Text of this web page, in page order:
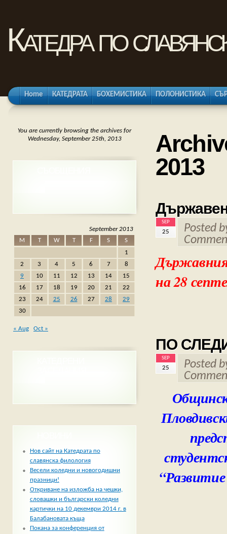
Катедра по
Home КАТЕДРАТА БОХЕМИСТИКА ПОЛОНИСТИКА
2013
SEP
25
Posted
на 28
ПО
SEP
25
Posted
You are currently browsing the archives for
Wednesday, September 25th, 2013
September 2013
M
T W T F S
S
1
2
3 4 5 6 7
8
9
10 11 12 13 14
15
16
17 18 19 20 21
22
23
24 25 26 27 28
29
30
« Aug Oct »
Нов сайт на Катедрата по
славянска филология
Весели коледни и новогодишни
празници!
Откриване на изложба на чешки,
словашки и български коледни
картички на 10 декември 2014 г. в
Балабановата къща
Покана за конференция от